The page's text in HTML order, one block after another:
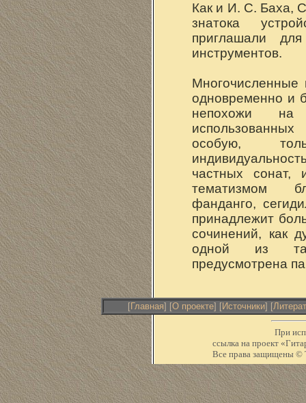
Как и И. С. Баха,
знатока
приглашали
инструментов.
одновременно и
непохожи
особую,
частных сонат,
тематизмом
фанданго,
принадлежит
сочинений, как
одной из
предусмотрена
[Главная] [О проекте] [Источники] [
При
ссылка на проект
Все права защищены ©